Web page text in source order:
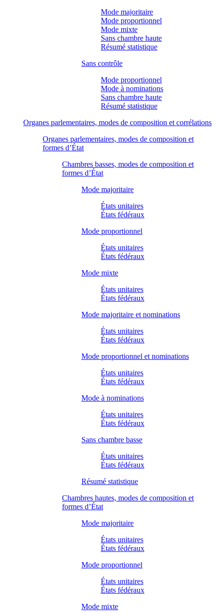
Mode majoritaire
Mode proportionnel
Mode mixte
Sans chambre haute
Résumé statistique
Sans contrôle
Mode proportionnel
Mode à nominations
Sans chambre haute
Résumé statistique
Organes parlementaires, modes de composition et corrélations
Organes parlementaires, modes de composition et
formes d’État
Chambres basses, modes de composition et
formes d’État
Mode majoritaire
États unitaires
États fédéraux
Mode proportionnel
États unitaires
États fédéraux
Mode mixte
États unitaires
États fédéraux
Mode majoritaire et nominations
États unitaires
États fédéraux
Mode proportionnel et nominations
États unitaires
États fédéraux
Mode à nominations
États unitaires
États fédéraux
Sans chambre basse
États unitaires
États fédéraux
Résumé statistique
Chambres hautes, modes de composition et
formes d’État
Mode majoritaire
États unitaires
États fédéraux
Mode proportionnel
États unitaires
États fédéraux
Mode mixte